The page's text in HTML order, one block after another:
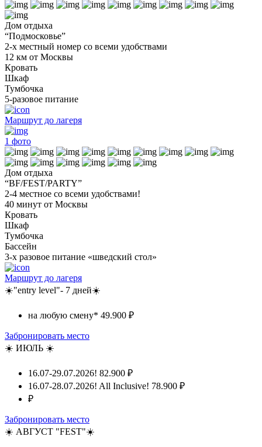
Дом отдыха
“Подмосковье”
2-х местный номер со всеми удобствами
12 км от Москвы
Кровать
Шкаф
Тумбочка
5-разовое питание
Маршрут до лагеря
1 фото
Дом отдыха
“BF/FEST/PARTY”
2-4 местное со всеми удобствами!
40 минут от Москвы
Кровать
Шкаф
Тумбочка
Бассейн
3-х разовое питание «шведский стол»
Маршрут до лагеря
☀️"entry level"- 7 дней☀️
на любую смену* 49.900 ₽
Забронировать место
☀️ ИЮЛЬ ☀️
16.07-29.07.2026! 82.900 ₽
16.07-28.07.2026! All Inclusive! 78.900 ₽
₽
Забронировать место
☀️ АВГУСТ "FEST"☀️